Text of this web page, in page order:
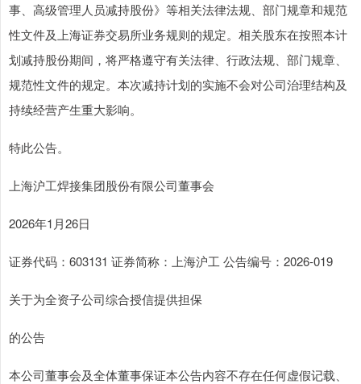
事、高级管理人员减持股份》等相关法律法规、部门规章和规范
性文件及上海证券交易所业务规则的规定。相关股东在按照本计
划减持股份期间，将严格遵守有关法律、行政法规、部门规章、
规范性文件的规定。本次减持计划的实施不会对公司治理结构及
持续经营产生重大影响。
特此公告。
上海沪工焊接集团股份有限公司董事会
2026年1月26日
证券代码：603131 证券简称：上海沪工 公告编号：2026-019
关于为全资子公司综合授信提供担保
的公告
本公司董事会及全体董事保证本公告内容不存在任何虚假记载、